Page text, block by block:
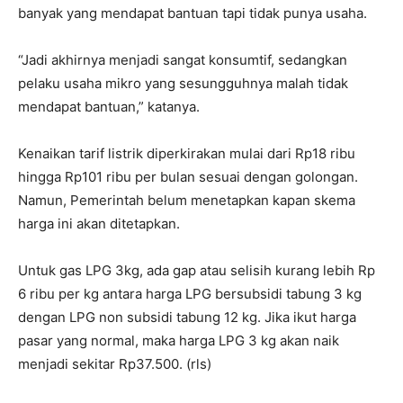
banyak yang mendapat bantuan tapi tidak punya usaha.
“Jadi akhirnya menjadi sangat konsumtif, sedangkan
pelaku usaha mikro yang sesungguhnya malah tidak
mendapat bantuan,” katanya.
Kenaikan tarif listrik diperkirakan mulai dari Rp18 ribu
hingga Rp101 ribu per bulan sesuai dengan golongan.
Namun, Pemerintah belum menetapkan kapan skema
harga ini akan ditetapkan.
Untuk gas LPG 3kg, ada gap atau selisih kurang lebih Rp
6 ribu per kg antara harga LPG bersubsidi tabung 3 kg
dengan LPG non subsidi tabung 12 kg. Jika ikut harga
pasar yang normal, maka harga LPG 3 kg akan naik
menjadi sekitar Rp37.500. (rls)